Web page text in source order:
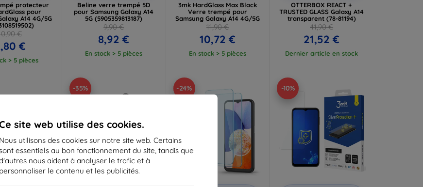
site web utilise des cookies.
Nous utilisons des cookies sur notre site web. Certains
essentiels au bon fonctionnement du site, tandis que
nous aident à analyser le trafic et à
personnaliser le contenu et les publicités.
protecteur
pour
A14 4G/5G
€
€
> 5 pièces
Beline verre trempé 5D
pour Samsung Galaxy A14
5G (5905359813187)
9,90 €
8,92 €
En stock > 5 pièces
3mk HardGlass Max Black
Verre trempé pour
Samsung Galaxy A14 4G/5G
11,90 €
10,72 €
En stock > 5 pièces
OTTERBOX REACT +
TRUSTED GLASS Galaxy A14
transparent (78-81194)
41,90 €
21,52 €
Dernier article en stock
-35% -24% -10%